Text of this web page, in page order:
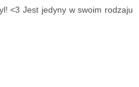
<3 Jest jedyny w swoim rodzaju